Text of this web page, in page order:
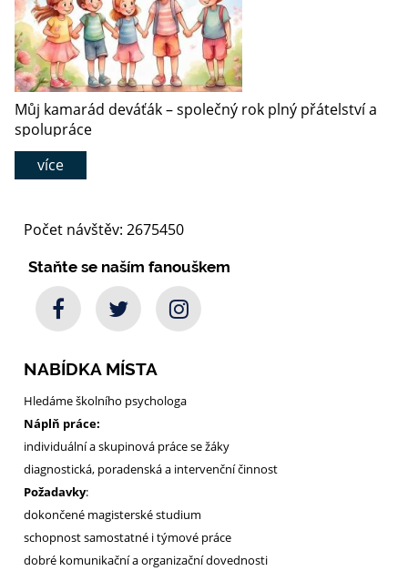
Můj kamarád deváťák – společný rok plný přátelství a
spolupráce
více
Počet návštěv: 2675450
Staňte se naším fanouškem
NABÍDKA MÍSTA
Hledáme školního psychologa
Náplň práce:
individuální a skupinová práce se žáky
diagnostická, poradenská a intervenční činnost
Požadavky:
dokončené magisterské studium
schopnost samostatné i týmové práce
dobré komunikační a organizační dovednosti